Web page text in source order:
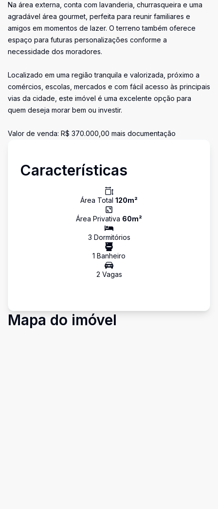
Na área externa, conta com lavanderia, churrasqueira e uma
agradável área gourmet, perfeita para reunir familiares e
amigos em momentos de lazer. O terreno também oferece
espaço para futuras personalizações conforme a
necessidade dos moradores.
Localizado em uma região tranquila e valorizada, próximo a
comércios, escolas, mercados e com fácil acesso às principais
vias da cidade, este imóvel é uma excelente opção para
quem deseja morar bem ou investir.
Valor de venda: R$ 370.000,00 mais documentação
Características
Área Total 120m²
Área Privativa 60m²
3 Dormitórios
1 Banheiro
2 Vagas
Mapa do imóvel